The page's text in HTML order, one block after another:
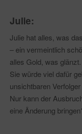
Julie:
Julie hat alles, was
– ein vermeintlich
alles Gold, was glänzt.
Sie würde viel dafür
unsichtbaren
Nur kann der
eine Änderung